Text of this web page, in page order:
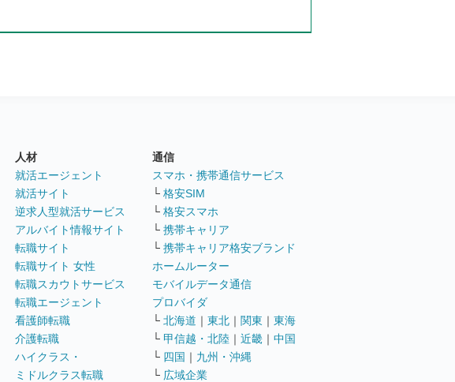
人材
就活エージェント
就活サイト
逆求人型就活サービス
アルバイト情報サイト
転職サイト
転職サイト 女性
転職スカウトサービス
転職エージェント
看護師転職
介護転職
ハイクラス・
ミドルクラス転職
通信
スマホ・携帯通信サービス
└ 格安SIM
└ 格安スマホ
└ 携帯キャリア
└ 携帯キャリア格安ブランド
ホームルーター
モバイルデータ通信
プロバイダ
└ 北海道 ｜ 東北 ｜ 関東 ｜ 東海
└ 甲信越・北陸 ｜ 近畿 ｜ 中国
└ 四国 ｜ 九州・沖縄
└ 広域企業